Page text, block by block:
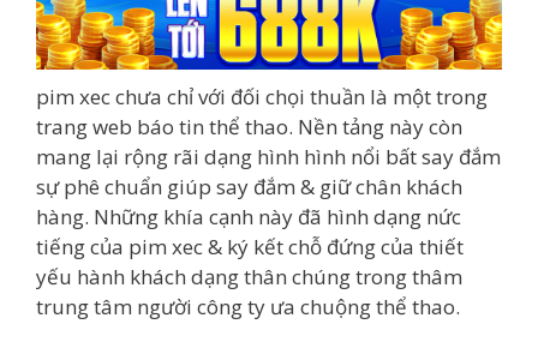
pim xec chưa chỉ với đối chọi thuần là một trong
trang web báo tin thể thao. Nền tảng này còn
mang lại rộng rãi dạng hình hình nổi bất say đắm
sự phê chuẩn giúp say đắm & giữ chân khách
hàng. Những khía cạnh này đã hình dạng nức
tiếng của pim xec & ký kết chỗ đứng của thiết
yếu hành khách dạng thân chúng trong thâm
trung tâm người công ty ưa chuộng thể thao.